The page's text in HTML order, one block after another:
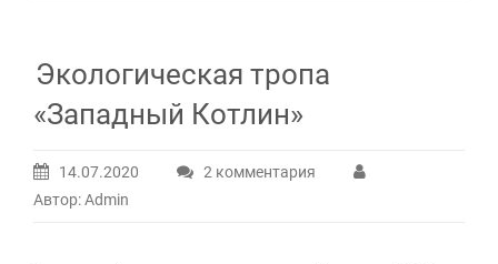
Экологическая тропа
«Западный Котлин»
14.07.2020 2 комментария
Автор: Admin